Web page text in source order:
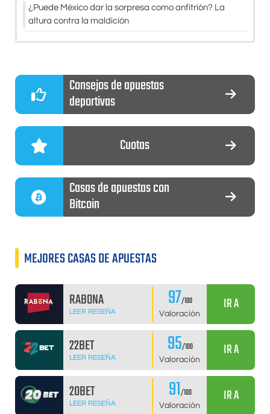
¿Puede México dar la sorpresa como anfitrión? La
altura contra la maldición
Consejos de apuestas
deportivas
Cuotas
Casas de apuestas con
Bitcoin
MEJORES CASAS DE APUESTAS
RABONA
LEER RESEÑA 97/100
Valoración
IR A
22BET
LEER RESEÑA 95/100
Valoración
IR A
20BET
LEER RESEÑA 91/100
Valoración
IR A